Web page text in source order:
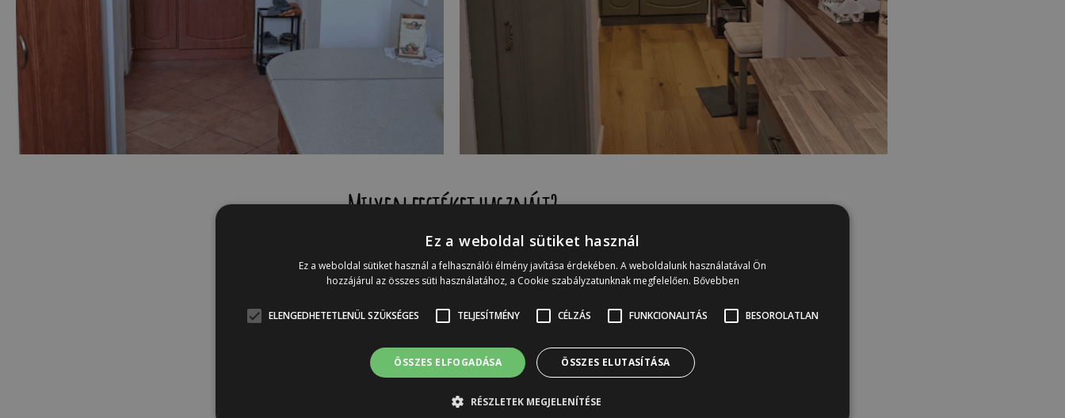
Milyen festéket használt?
– 19 900Ft 5 900
Ez a weboldal sütiket használ
Ez a weboldal sütiket használ a felhasználói élmény javítása érdekében. A weboldalunk használatával Ön
hozzájárul az összes süti használatához, a Cookie szabályzatunknak megfelelően. Bővebben
ELENGEDHETETLENÜL SZÜKSÉGES TELJESÍTMÉNY CÉLZÁS FUNKCIONALITÁS BESOROLATLAN
ÖSSZES ELFOGADÁSA ÖSSZES ELUTASÍTÁSA
RÉSZLETEK MEGJELENÍTÉSE